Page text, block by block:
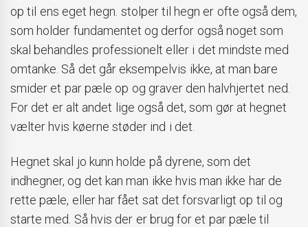
op til ens eget hegn. stolper til hegn er ofte også dem,
som holder fundamentet og derfor også noget som
skal behandles professionelt eller i det mindste med
omtanke. Så det går eksempelvis ikke, at man bare
smider et par pæle op og graver den halvhjertet ned.
For det er alt andet lige også det, som gør at hegnet
vælter hvis køerne støder ind i det.
Hegnet skal jo kunn holde på dyrene, som det
indhegner, og det kan man ikke hvis man ikke har de
rette pæle, eller har fået sat det forsvarligt op til og
starte med. Så hvis der er brug for et par pæle til